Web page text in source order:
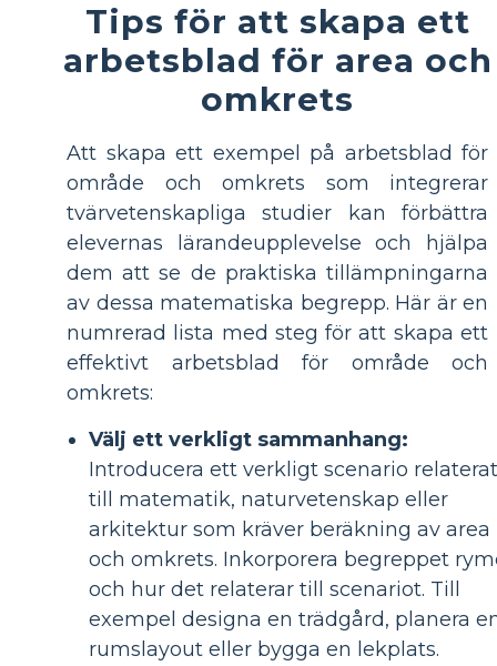
Tips för att skapa ett
arbetsblad för area och
omkrets
Att skapa ett exempel på arbetsblad för
område och omkrets som integrerar
tvärvetenskapliga studier kan förbättra
elevernas lärandeupplevelse och hjälpa
dem att se de praktiska tillämpningarna
av dessa matematiska begrepp. Här är en
numrerad lista med steg för att skapa ett
effektivt arbetsblad för område och
omkrets:
Välj ett verkligt sammanhang:
Introducera ett verkligt scenario relaterat
till matematik, naturvetenskap eller
arkitektur som kräver beräkning av area
och omkrets. Inkorporera begreppet
och hur det relaterar till scenariot. Till
exempel designa en trädgård, planera
rumslayout eller bygga en lekplats.